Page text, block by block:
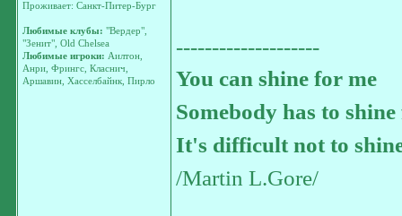
Проживает: Санкт-Питер-Бург
Любимые клубы: "Вердер",
"Зенит", Old Chelsea
Любимые игроки: Аилтон,
Анри, Фрингс, Класнич,
Аршавин, Хасселбайнк, Пирло
--------------------
You can shine for me
Somebody has to
It's difficult not to
/Martin L.Gore/